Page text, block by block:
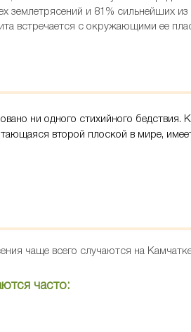
землетрясений и 81% сильнейших
встречается с окружающими ее
ни одного стихийного бедствия.
второй плоской в мире,
чаще всего случаются на
часто: